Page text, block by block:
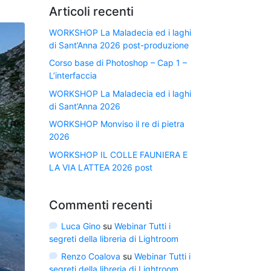
Articoli recenti
WORKSHOP La Maladecia ed i laghi
di Sant’Anna 2026 post-produzione
Corso base di Photoshop – Cap 1 –
L’interfaccia
WORKSHOP La Maladecia ed i laghi
di Sant’Anna 2026
WORKSHOP Monviso il re di pietra
2026
WORKSHOP IL COLLE FAUNIERA E
LA VIA LATTEA 2026 post
Commenti recenti
Luca Ginosu Webinar Tutti i
segreti della libreria di Lightroom
Renzo Coalova su Webinar Tutti i
segreti della libreria di Lightroom